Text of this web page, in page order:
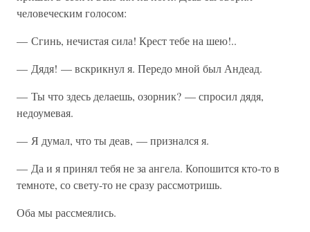
человеческим голосом:
— Сгинь, нечистая сила! Крест тебе на шею!..
— Дядя! — вскрикнул я. Передо мной был Андеад.
— Ты что здесь делаешь, озорник? — спросил дядя,
недоумевая.
— Я думал, что ты деав, — признался я.
— Да и я принял тебя не за ангела. Копошится кто-то в
темноте, со свету-то не сразу рассмотришь.
Оба мы рассмеялись.